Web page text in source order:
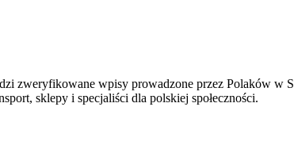
zweryfikowane wpisy prowadzone przez Polaków
sklepy i specjaliści dla polskiej społeczności.